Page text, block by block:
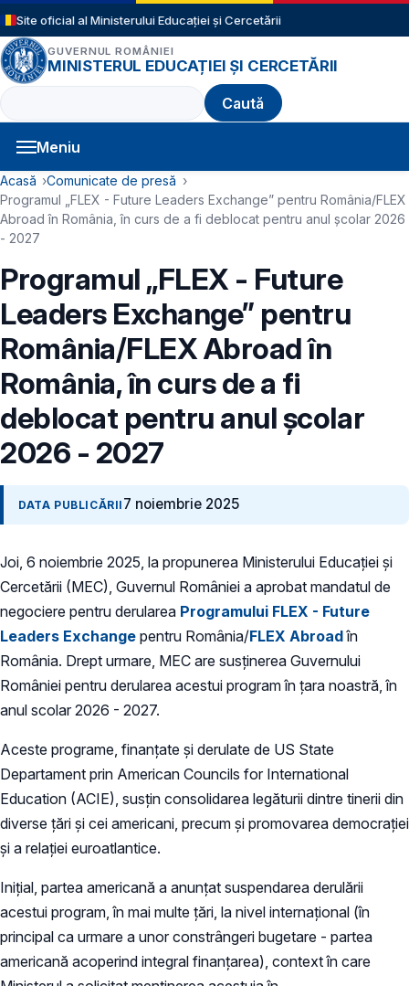
Sari la conținutul principal
Site oficial al Ministerului Educației și Cercetării
GUVERNUL ROMÂNIEI
MINISTERUL EDUCAȚIEI ȘI CERCETĂRII
Caută
Meniu
Navigație principală
Cale de navigare
Acasă
Comunicate de presă
Programul „FLEX - Future Leaders Exchange” pentru România/FLEX
Abroad în România, în curs de a fi deblocat pentru anul școlar 2026
- 2027
Programul „FLEX - Future
Leaders Exchange” pentru
România/FLEX Abroad în
România, în curs de a fi
deblocat pentru anul școlar
2026 - 2027
DATA PUBLICĂRII 7 noiembrie 2025
Joi, 6 noiembrie 2025, la propunerea Ministerului Educației și
Cercetării (MEC), Guvernul României a aprobat mandatul de
negociere pentru derularea Programului FLEX - Future
Leaders Exchange pentru România/FLEX Abroad în
România. Drept urmare, MEC are susținerea Guvernului
României pentru derularea acestui program în țara noastră, în
anul scolar 2026 - 2027.
Aceste programe, finanțate și derulate de US State
Departament prin American Councils for International
Education (ACIE), susțin consolidarea legăturii dintre tinerii din
diverse țări și cei americani, precum și promovarea democrației
și a relației euroatlantice.
Inițial, partea americană a anunțat suspendarea derulării
acestui program, în mai multe țări, la nivel internațional (în
principal ca urmare a unor constrângeri bugetare - partea
americană acoperind integral finanțarea), context în care